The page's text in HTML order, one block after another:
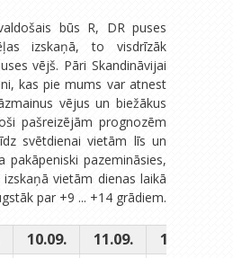
būs R, DR puses
izskaņā, to visdrīzāk
vējš. Pāri Skandināvijai
kas pie mums var atnest
vējus un biežākus
pašreizējām prognozēm
svētdienai vietām līs un
pakāpeniski pazemināsies,
vietām dienas laikā
par +9 ... +14 grādiem.
10.09. 11.09. 12.09.